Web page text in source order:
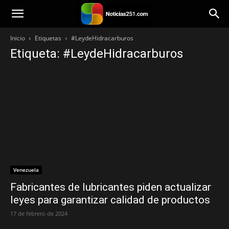
Noticias251
Inicio Etiquetas #LeydeHidracarburos
Etiqueta: #LeydeHidracarburos
Venezuela
Fabricantes de lubricantes piden actualizar
leyes para garantizar calidad de productos
17 de febrero de 2024